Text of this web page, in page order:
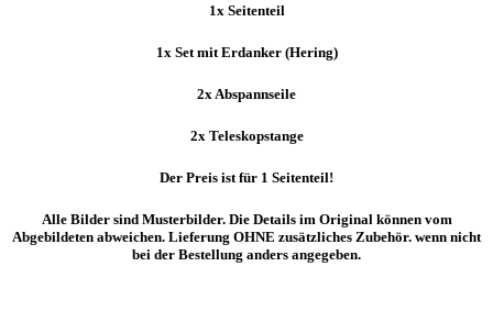
1x Seitenteil
1x Set mit Erdanker (Hering)
2x Abspannseile
2x Teleskopstange
Der Preis ist für 1 Seitenteil!
Alle Bilder sind Musterbilder. Die Details im Original können vom
Abgebildeten abweichen. Lieferung OHNE zusätzliches Zubehör. wenn nicht
bei der Bestellung anders angegeben.